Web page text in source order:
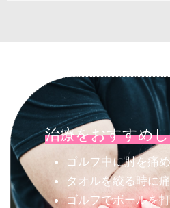
治療をおすすめ
ゴルフ中に肘を痛
タオルを絞る時に
ゴルフでボールを